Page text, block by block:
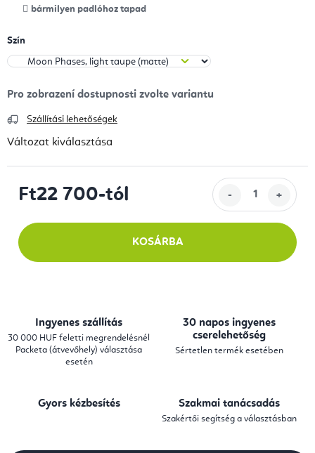
bármilyen padlóhoz tapad
Szín
Szállítási lehetőségek
Változat kiválasztása
Ft22 700-tól
KOSÁRBA
Ingyenes szállítás
30 000 HUF feletti megrendelésnél
Packeta (átvevőhely) választása
esetén
30 napos ingyenes
cserelehetőség
Sértetlen termék esetében
Gyors kézbesítés Szakmai tanácsadás
Szakértői segítség a választásban